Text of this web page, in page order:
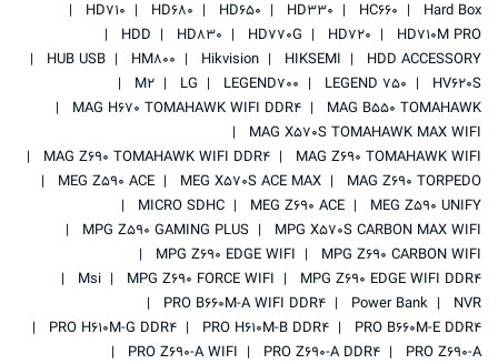
Hard Box
HC660
HD330
HD650
HD680
HD710
HD710M PRO
HD720
HD770G
HD830
HDD
HDD ACCESSORY
HIKSEMI
Hikvision
HM800
HUB USB
HV620S
LEGEND 750
LEGEND700
LG
M2
MAG B550 TOMAHAWK
MAG H670 TOMAHAWK WIFI DDR4
MAG X570S TOMAHAWK MAX WIFI
MAG Z690 TOMAHAWK WIFI
MAG Z690 TOMAHAWK WIFI DDR4
MAG Z690 TORPEDO
MEG X570S ACE MAX
MEG Z590 ACE
MEG Z590 UNIFY
MEG Z690 ACE
MICRO SDHC
MPG X570S CARBON MAX WIFI
MPG Z590 GAMING PLUS
MPG Z690 CARBON WIFI
MPG Z690 EDGE WIFI
MPG Z690 EDGE WIFI DDR4
MPG Z690 FORCE WIFI
Msi
NVR
Power Bank
PRO B660M-A WIFI DDR4
PRO B660M-E DDR4
PRO H610M-B DDR4
PRO H610M-G DDR4
PRO Z690-A
PRO Z690-A DDR4
PRO Z690-A WIFI